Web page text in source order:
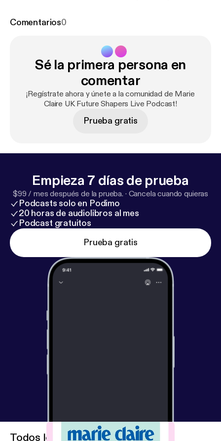
why we should switch focus from specific job titles
Miranda McMinn, panelists include: cancer nurse-
turned-lingerie entrepreneur Sadia Sisay, solicitor-
turned-social media manager Lucy James, and
business coach Fiona Rice.
Comentarios0
Sé la primera persona en
comentar
¡Regístrate ahora y únete a la comunidad de Marie
Claire UK Future Shapers Live Podcast!
Prueba gratis
Empieza 7 días de prueba
$99 / mes después de la prueba. · Cancela cuando quieras
Podcasts solo en Podimo
20 horas de audiolibros al mes
Podcast gratuitos
Prueba gratis
Todos los episodios